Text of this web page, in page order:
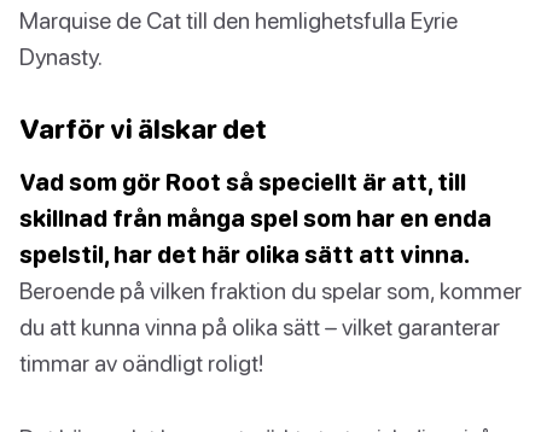
Marquise de Cat till den hemlighetsfulla Eyrie
Dynasty.
Varför vi älskar det
Vad som gör Root så speciellt är att, till
skillnad från många spel som har en enda
spelstil, har det här olika sätt att vinna.
Beroende på vilken fraktion du spelar som, kommer
du att kunna vinna på olika sätt – vilket garanterar
timmar av oändligt roligt!